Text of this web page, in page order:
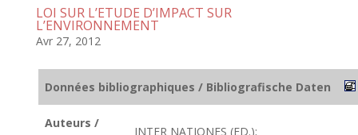
LOI SUR L’ETUDE D’IMPACT SUR
L’ENVIRONNEMENT
Avr 27, 2012
Données bibliographiques / Bibliografische Daten
Auteurs /
INTER NATIONES (ED.);